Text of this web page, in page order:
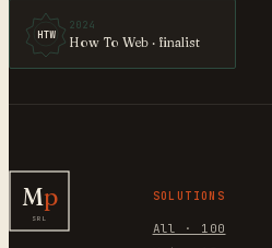
HTW
2024
How To Web · finalist
Mp
SRL
SOLUTIONS
All · 100